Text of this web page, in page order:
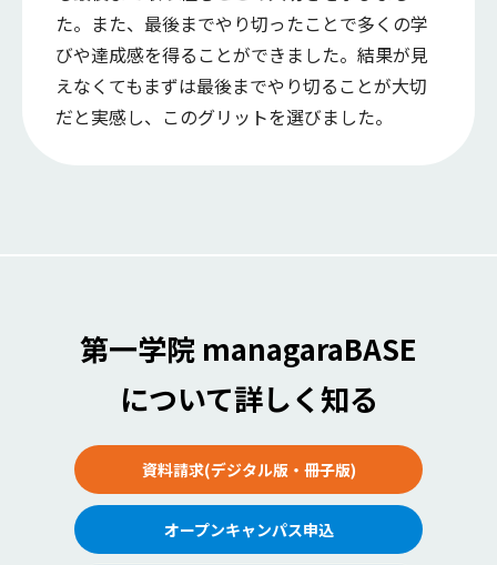
た。また、最後までやり切ったことで多くの学
びや達成感を得ることができました。結果が見
えなくてもまずは最後までやり切ることが大切
だと実感し、このグリットを選びました。
第一学院 managaraBASE
について詳しく知る
資料請求(デジタル版・冊子版)
オープンキャンパス申込